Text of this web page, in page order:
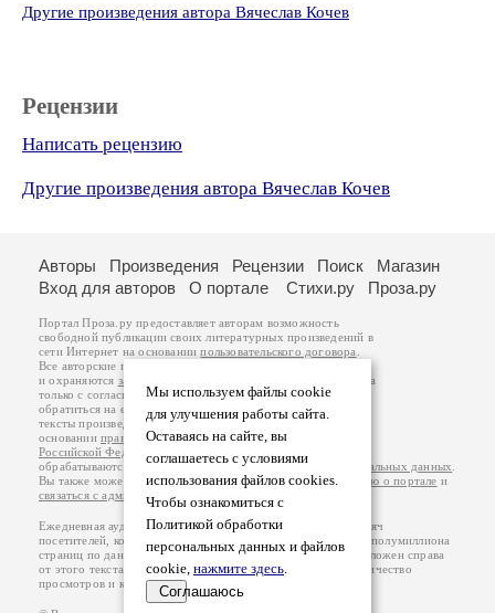
Другие произведения автора Вячеслав Кочев
Рецензии
Написать рецензию
Другие произведения автора Вячеслав Кочев
Мы используем файлы cookie
для улучшения работы сайта.
Оставаясь на сайте, вы
соглашаетесь с условиями
использования файлов cookies.
Чтобы ознакомиться с
Политикой обработки
персональных данных и файлов
cookie, нажмите здесь.
Соглашаюсь
Авторы Произведения Рецензии Поиск
Магазин
Вход для авторов
О портале Стихи.ру Проза.ру
Портал Проза.ру предоставляет авторам возможность
свободной публикации своих литературных произведений в
сети Интернет на основаниипользовательского договора
Все авторские права на произведения принадлежат авторам
и охраняются законом
. Перепечатка произведений возможна
только с согласия его автора, к которому вы можете
обратиться на его авторской странице. Ответственность за
тексты произведений авторы несут самостоятельно на
основанииправил публикацииизаконодательства
Российской Федерации
обрабатываются на основанииПолитики обработки персональных данных
Вы также можете посмотреть более подробнуюинформацию о портале и
связаться с администрацией
Ежедневная аудитория портала Проза.ру – порядка 100 тысяч
посетителей, которые в общей сумме просматривают более полумиллиона
страниц по данным счетчика посещаемости, который расположен справа
от этого текста. В каждой графе указано по две цифры: количество
просмотров и количество посетителей.